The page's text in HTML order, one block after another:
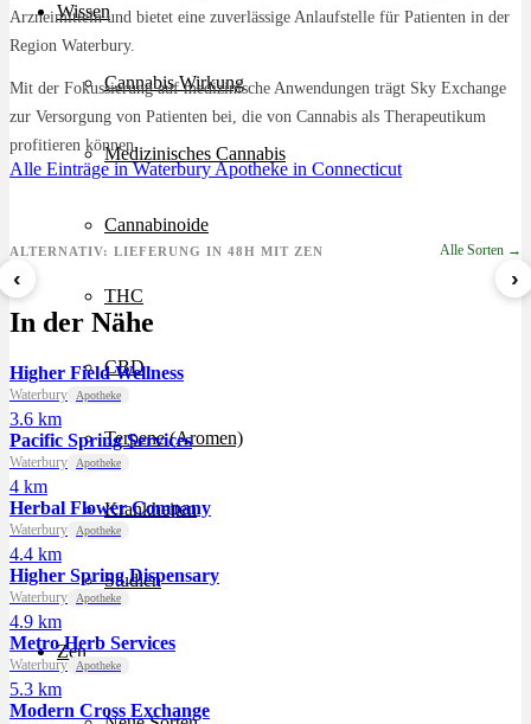
Wissen
Cannabis Wirkung
Medizinisches Cannabis
Cannabinoide
THC
CBD
Terpene (Aromen)
Krankheiten
Studien
Zen
Arzneimitteln und bietet eine zuverlässige Anlaufstelle für Patienten in der
Region Waterbury.
Mit der Fokussierung auf medizinische Anwendungen trägt Sky Exchange
zur Versorgung von Patienten bei, die von Cannabis als Therapeutikum
profitieren können.
Alle Einträge in WaterburyApotheke in Connecticut
ALTERNATIV: LIEFERUNG IN 48H MIT ZEN Alle Sorten →
‹
Sour Mintz Haze
ab 5,99 €/g
›
In der Nähe
Higher Field Wellness
Waterbury Apotheke
3.6 km
Pacific Spring Services
Waterbury Apotheke
4 km
Herbal Flower Company
Waterbury Apotheke
4.4 km
Higher Spring Dispensary
Waterbury Apotheke
4.9 km
Metro Herb Services
Waterbury Apotheke
5.3 km
Modern Cross Exchange